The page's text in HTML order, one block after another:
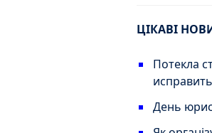
ЦІКАВІ
Потекла
исправить
День